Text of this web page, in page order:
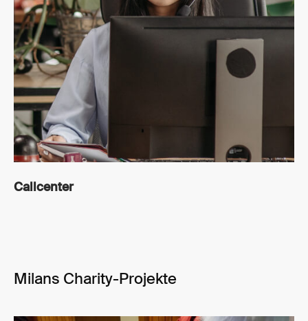
Callcenter
Milans Charity-Projekte